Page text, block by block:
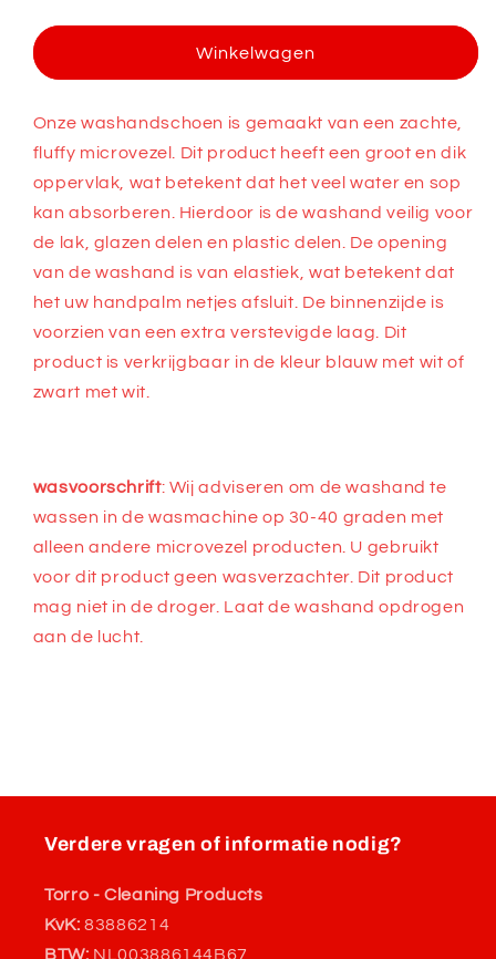
voor
Washandschoen
voor
Washandschoen
Winkelwagen
Onze washandschoen is gemaakt van een zachte,
fluffy microvezel. Dit product heeft een groot en dik
oppervlak, wat betekent dat het veel water en sop
kan absorberen. Hierdoor is de washand veilig voor
de lak, glazen delen en plastic delen. De opening
van de washand is van elastiek, wat betekent dat
het uw handpalm netjes afsluit. De binnenzijde is
voorzien van een extra verstevigde laag. Dit
product is verkrijgbaar in de kleur blauw met wit of
zwart met wit.
wasvoorschrift: Wij adviseren om de washand te
wassen in de wasmachine op 30-40 graden met
alleen andere microvezel producten. U gebruikt
voor dit product geen wasverzachter. Dit product
mag niet in de droger. Laat de washand opdrogen
aan de lucht.
Verdere vragen of informatie nodig?
Torro - Cleaning Products
KvK:83886214
BTW: NL003886144B67